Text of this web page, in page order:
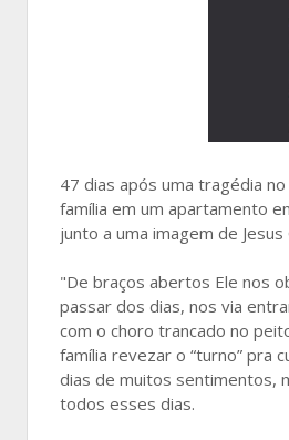
47 dias após uma tragédia
família em um apartamento
junto a uma imagem de Jesus
"De braços abertos Ele nos
passar dos dias, nos via
com o choro trancado no
família revezar o “turno” pra
dias de muitos sentimentos,
todos esses dias.